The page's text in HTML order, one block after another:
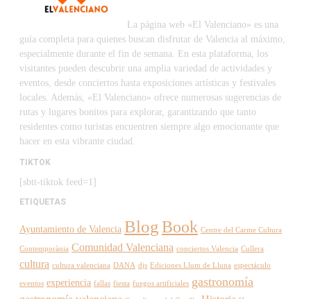
La página web «El Valenciano» es una
guía completa para quienes buscan disfrutar de Valencia al máximo,
especialmente durante el fin de semana. En esta plataforma, los
visitantes pueden descubrir una amplia variedad de actividades y
eventos, desde conciertos hasta exposiciones artísticas y festivales
locales. Además, «El Valenciano» ofrece numerosas sugerencias de
rutas y lugares bonitos para explorar, garantizando que tanto
residentes como turistas encuentren siempre algo emocionante que
hacer en esta vibrante ciudad.
TIKTOK
[sbtt-tiktok feed=1]
ETIQUETAS
Ayuntamiento de Valencia BlogBook Centre del Carme Cultura
Contemporània Comunidad Valenciana conciertos Valencia Cullera
cultura cultura valenciana DANA djs Ediciones Llum de Lluna espectáculo
eventos experiencia fallas fiesta fuegos artificiales gastronomía